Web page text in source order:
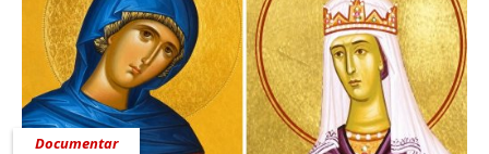
Documentar